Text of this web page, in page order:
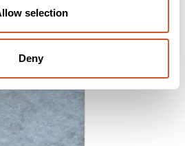
selection
Deny